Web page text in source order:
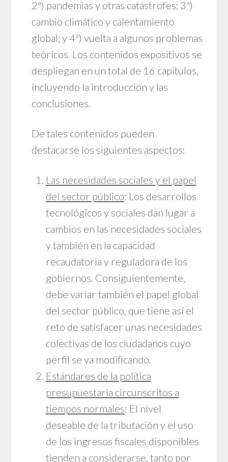
2ª) pandemias y otras catástrofes; 3ª)
cambio climático y calentamiento
global; y 4ª) vuelta a algunos problemas
teóricos. Los contenidos expositivos se
despliegan en un total de 16 capítulos,
incluyendo la introducción y las
conclusiones.
De tales contenidos pueden
destacarse los siguientes aspectos:
Las necesidades sociales y el papel
del sector público: Los desarrollos
tecnológicos y sociales dan lugar a
cambios en las necesidades sociales
y también en la capacidad
recaudatoria y reguladora de los
gobiernos. Consiguientemente,
debe variar también el papel global
del sector público, que tiene así el
reto de satisfacer unas necesidades
colectivas de los ciudadanos cuyo
perfil se va modificando.
Estándares de la política
presupuestaria circunscritos a
tiempos normales: El nivel
deseable de la tributación y el uso
de los ingresos fiscales disponibles
tienden a considerarse, tanto por